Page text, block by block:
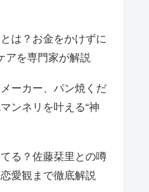
は？お金をかけずに
アを専門家が解説
ーカー、パン焼くだ
ンネリを叶える“神
る？佐藤栞里との噂
愛観まで徹底解説